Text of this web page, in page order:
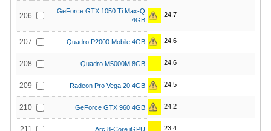
206
GeForce GTX 1050 Ti Max-Q
4GB
24.7
207 Quadro P2000 Mobile 4GB 24.6
208 Quadro M5000M 8GB 24.6
209 Radeon Pro Vega 20 4GB 24.5
210 GeForce GTX 960 4GB 24.2
211 Arc 8-Core iGPU 23.4